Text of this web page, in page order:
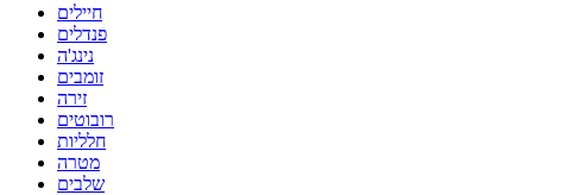
חיילים
פנדלים
נינג'ה
זומבים
זירה
רובוטים
חלליות
מטרה
שלבים